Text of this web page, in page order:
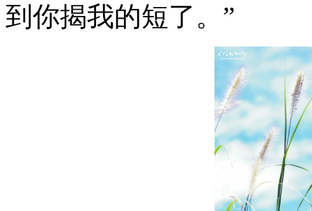
到你揭我的短了。”